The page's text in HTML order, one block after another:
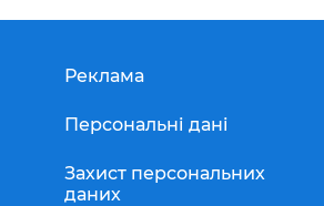
Реклама
Персональні дані
Захист персональних
даних